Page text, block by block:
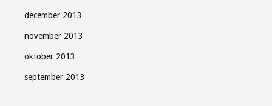
december 2013
november 2013
oktober 2013
september 2013